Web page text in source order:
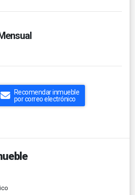
Recomendar inmueble
por correo electrónico